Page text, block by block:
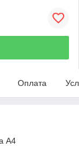
Оплата
А4